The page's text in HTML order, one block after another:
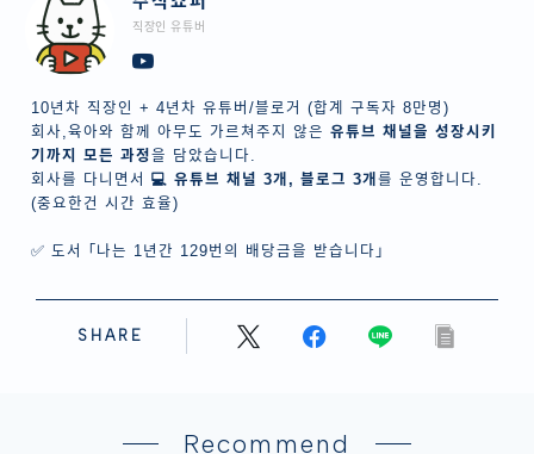
직장인 유튜버
10년차 직장인 + 4년차 유튜버/블로거 (합계 구독자 8만명)
회사,육아와 함께 아무도 가르쳐주지 않은 유튜브 채널을 성장시키
기까지 모든 과정을 담았습니다.
회사를 다니면서 💻 유튜브 채널 3개, 블로그 3개 를 운영합니다.
(중요한건 시간 효율)
✅ 도서 ｢나는 1년간 129번의 배당금을 받습니다｣
SHARE
Recommend